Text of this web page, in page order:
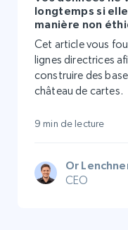
longtemps si
manière non
Cet article vous
lignes directrices
construire des
château de cartes.
9 min de lecture
Or
CEO